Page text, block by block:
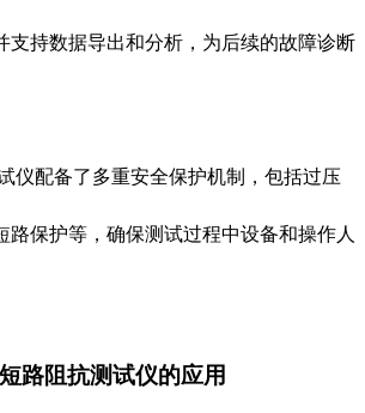
支持数据导出和分析，为后续的故障诊断
仪配备了多重安全保护机制，包括过压
路保护等，确保测试过程中设备和操作人
路阻抗测试仪的应用